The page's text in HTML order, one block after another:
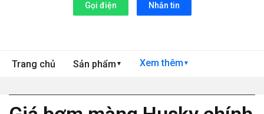
Gọi điện Nhắn tin
Trang chủ Sản phẩm ▼ Xem thêm ▼